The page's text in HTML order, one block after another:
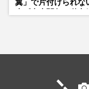
翼」で片付けられな